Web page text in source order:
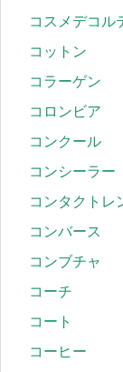
コスメデコル
コットン
コラーゲン
コロンビア
コンクール
コンシーラー
コンタクトレ
コンバース
コンブチャ
コーチ
コート
コーヒー